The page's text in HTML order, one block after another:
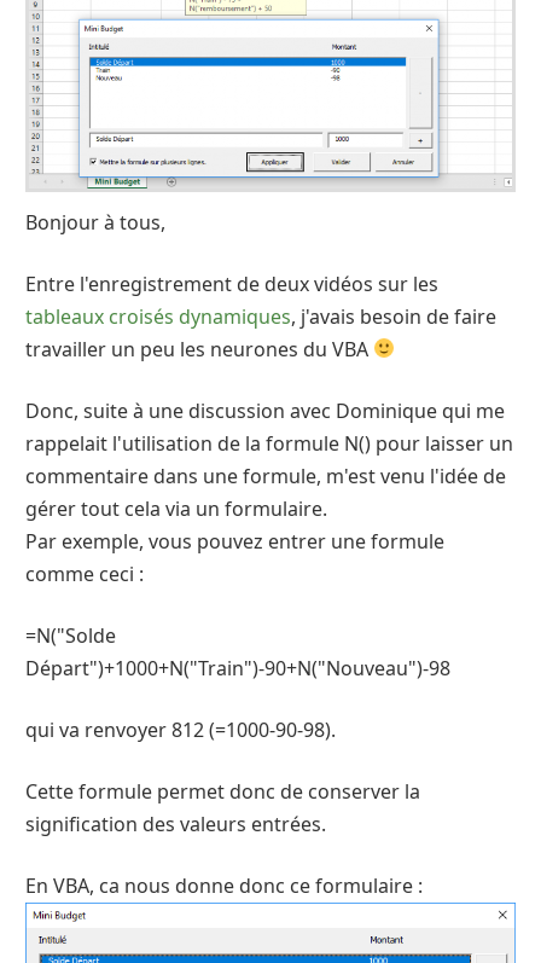
Bonjour à tous,
Entre l'enregistrement de deux vidéos sur les
tableaux croisés dynamiques, j'avais besoin de faire
travailler un peu les neurones du VBA
Donc, suite à une discussion avec Dominique qui me
rappelait l'utilisation de la formule N() pour laisser un
commentaire dans une formule, m'est venu l'idée de
gérer tout cela via un formulaire.
Par exemple, vous pouvez entrer une formule
comme ceci :
=N("Solde
Départ")+1000+N("Train")-90+N("Nouveau")-98
qui va renvoyer 812 (=1000-90-98).
Cette formule permet donc de conserver la
signification des valeurs entrées.
En VBA, ca nous donne donc ce formulaire :